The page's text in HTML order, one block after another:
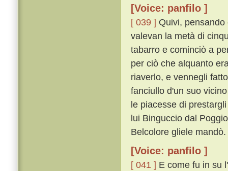
[Voice: panfilo ]
[ 039 ] Quivi,
valevan la metà di
tabarro e cominciò a
per ciò che alquanto
riaverlo, e vennegli
fanciullo d'un suo
le piacesse di
lui Binguccio dal
Belcolore gliele mandò.
[Voice: panfilo ]
[ 041 ] E come fu in su